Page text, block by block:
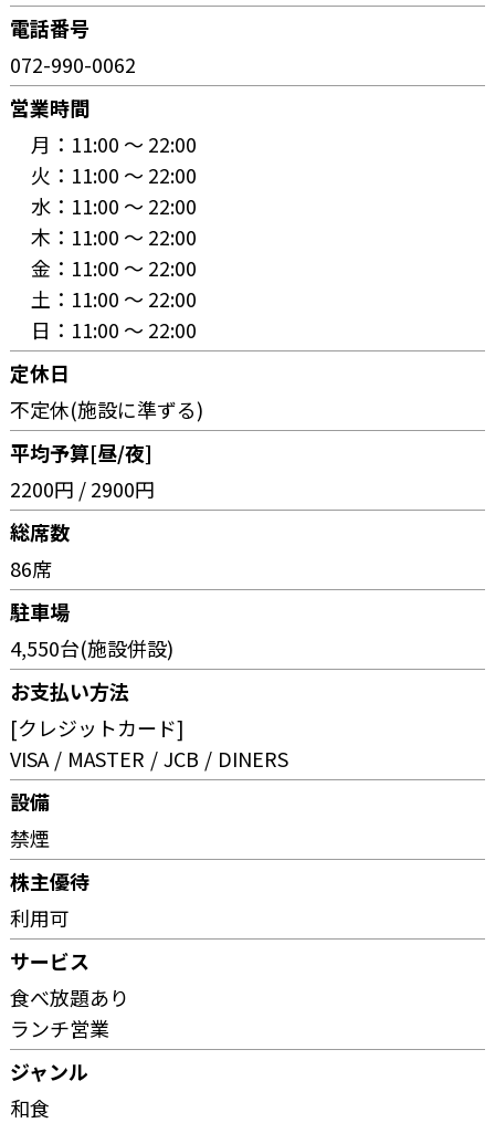
電話番号
072-990-0062
営業時間
月： 11:00 〜 22:00
火： 11:00 〜 22:00
水： 11:00 〜 22:00
木： 11:00 〜 22:00
金： 11:00 〜 22:00
土： 11:00 〜 22:00
日： 11:00 〜 22:00
定休日
不定休(施設に準ずる)
平均予算[昼/夜]
2200円 / 2900円
総席数
86席
駐車場
4,550台(施設併設)
お支払い方法
[クレジットカード]
VISA
MASTER JCB
DINERS
設備
禁煙
株主優待
利用可
サービス
食べ放題あり
ランチ営業
ジャンル
和食